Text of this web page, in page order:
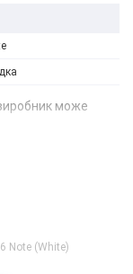
може
Note (White)